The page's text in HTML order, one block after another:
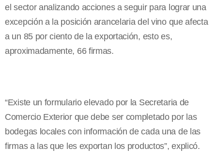
el sector analizando acciones a seguir para lograr una
excepción a la posición arancelaria del vino que afecta
a un 85 por ciento de la exportación, esto es,
aproximadamente, 66 firmas.
“Existe un formulario elevado por la Secretaria de
Comercio Exterior que debe ser completado por las
bodegas locales con información de cada una de las
firmas a las que les exportan los productos”, explicó.